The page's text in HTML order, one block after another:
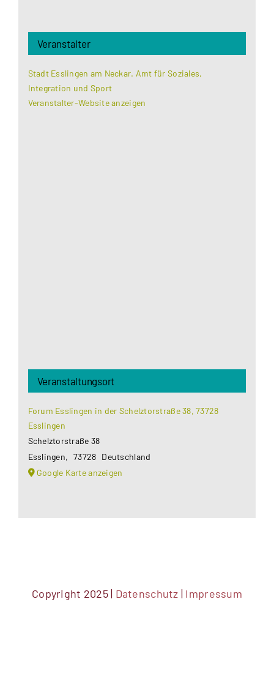
Veranstalter
Stadt Esslingen am Neckar. Amt für Soziales,
Integration und Sport
Veranstalter-Website anzeigen
Veranstaltungsort
Forum Esslingen in der Schelztorstraße 38, 73728
Esslingen
Schelztorstraße 38
Esslingen, 73728 Deutschland
Google Karte anzeigen
Copyright 2025 | Datenschutz | Impressum